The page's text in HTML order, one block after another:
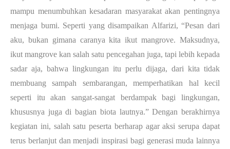
mampu menumbuhkan kesadaran masyarakat akan pentingnya
menjaga bumi. Seperti yang disampaikan Alfarizi, “Pesan dari
aku, bukan gimana caranya kita ikut mangrove. Maksudnya,
ikut mangrove kan salah satu pencegahan juga, tapi lebih kepada
sadar aja, bahwa lingkungan itu perlu dijaga, dari kita tidak
membuang sampah sembarangan, memperhatikan hal kecil
seperti itu akan sangat-sangat berdampak bagi lingkungan,
khususnya juga di bagian biota lautnya.” Dengan berakhirnya
kegiatan ini, salah satu peserta berharap agar aksi serupa dapat
terus berlanjut dan menjadi inspirasi bagi generasi muda lainnya